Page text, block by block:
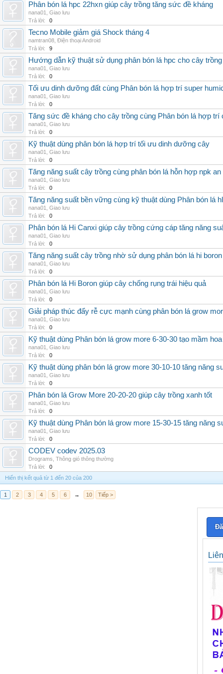
Phân bón lá hpc 22hxn giúp cây trồng tăng sức đề kháng
nana01
Giao lưu
Trả lời:
0
Tecno Mobile giảm giá Shock tháng 4
namtran08 Điện thoại Android
Trả lời:
9
Hướng dẫn kỹ thuật sử dụng phân bón lá hpc cho cây trồng
nana01
Giao lưu
Trả lời:
0
Tối ưu dinh dưỡng đất cùng Phân bón lá hợp trí super
nana01
Giao lưu
Trả lời:
0
Tăng sức đề kháng cho cây trồng cùng Phân bón lá hợp trí
nana01
Giao lưu
Trả lời:
0
Kỹ thuật dùng phân bón lá hợp trí tối ưu dinh dưỡng cây
nana01
Giao lưu
Trả lời:
0
Tăng năng suất cây trồng cùng phân bón lá hỗn hợp npk an
nana01
Giao lưu
Trả lời:
0
Tăng năng suất bền vững cùng kỹ thuật dùng Phân bón lá
nana01
Giao lưu
Trả lời:
0
Phân bón lá Hi Canxi giúp cây trồng cứng cáp tăng năng
nana01
Giao lưu
Trả lời:
0
Tăng năng suất cây trồng nhờ sử dụng phân bón lá hi
nana01
Giao lưu
Trả lời:
0
Phân bón lá Hi Boron giúp cây chống rụng trái hiệu quả
nana01
Giao lưu
Trả lời:
0
Giải pháp thúc đẩy rễ cực mạnh cùng phân bón lá grow
nana01
Giao lưu
Trả lời:
0
Kỹ thuật dùng Phân bón lá grow more 6-30-30 tạo mầm hoa
nana01
Giao lưu
Trả lời:
0
Kỹ thuật dùng phân bón lá grow more 30-10-10 tăng năng
nana01
Giao lưu
Trả lời:
0
Phân bón lá Grow More 20-20-20 giúp cây trồng xanh tốt
nana01
Giao lưu
Trả lời:
0
Kỹ thuật dùng Phân bón lá grow more 15-30-15 tăng năng
nana01
Giao lưu
Trả lời:
0
CODEV codev 2025.03
Drograms Thông gió thông thường
Trả lời:
0
Hiển thị kết quả từ 1 đến 20 của 200
1 2 3 4 5 6 → 10 Tiếp >